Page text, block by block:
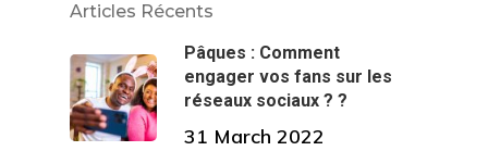
Articles Récents
Pâques : Comment
engager vos fans sur les
réseaux sociaux ? ?
31 March 2022